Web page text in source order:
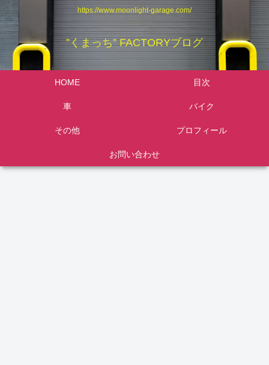
https://www.moonlight-garage.com/
”くまっち” FACTORYブログ
HOME 目次
車 バイク
その他 プロフィール
お問い合わせ